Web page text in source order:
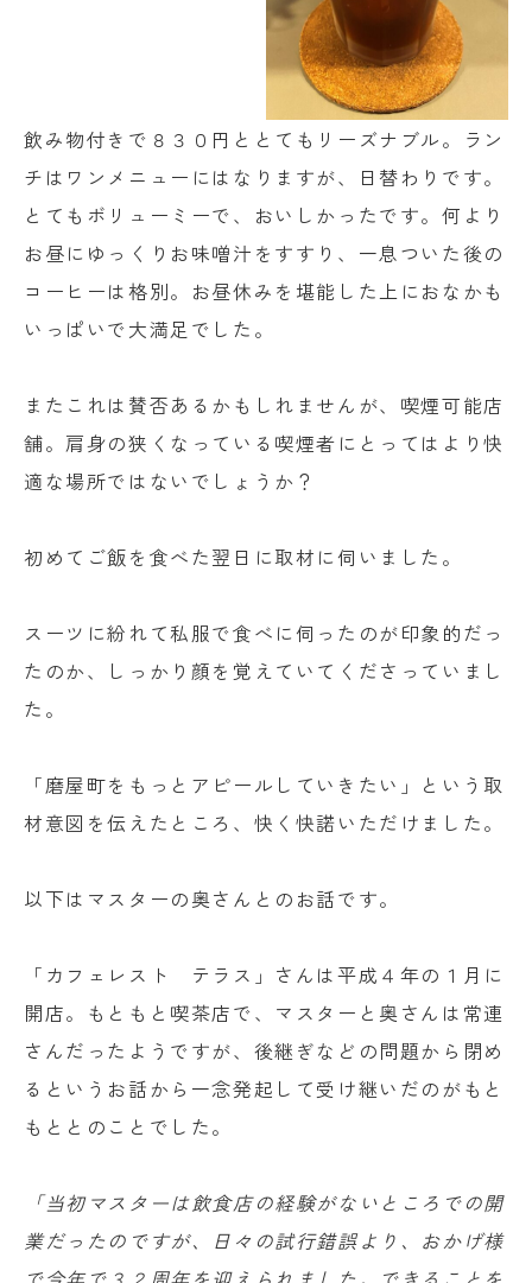
飲み物付きで８３０円ととてもリーズナブル。ラン
チはワンメニューにはなりますが、日替わりです。
とてもボリューミーで、おいしかったです。何より
お昼にゆっくりお味噌汁をすすり、一息ついた後の
コーヒーは格別。お昼休みを堪能した上におなかも
いっぱいで大満足でした。
またこれは賛否あるかもしれませんが、喫煙可能店
舗。肩身の狭くなっている喫煙者にとってはより快
適な場所ではないでしょうか？
初めてご飯を食べた翌日に取材に伺いました。
スーツに紛れて私服で食べに伺ったのが印象的だっ
たのか、しっかり顔を覚えていてくださっていまし
た。
「磨屋町をもっとアピールしていきたい」という取
材意図を伝えたところ、快く快諾いただけました。
以下はマスターの奥さんとのお話です。
「カフェレスト テラス」さんは平成４年の１月に
開店。もともと喫茶店で、マスターと奥さんは常連
さんだったようですが、後継ぎなどの問題から閉め
るというお話から一念発起して受け継いだのがもと
もととのことでした。
「当初マスターは飲食店の経験がないところでの開
業だったのですが、日々の試行錯誤より、おかげ様